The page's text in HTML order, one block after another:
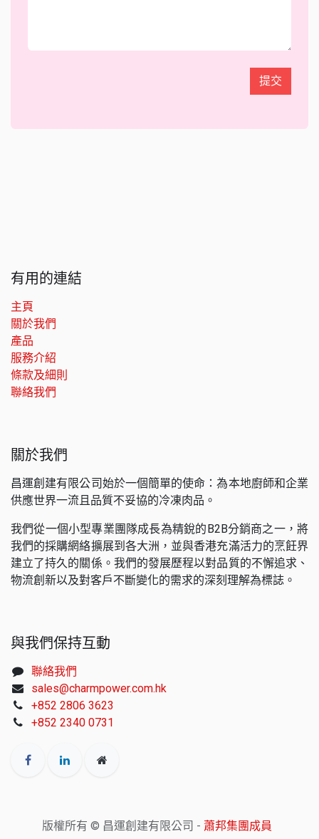
提交
有用的連結
主頁
關於我們
產品
服務介紹
條款及細則
聯絡我們
關於我們
昌運創建有限公司始於一個簡單的使命：為本地廚師和企業
供應世界一流且品質不妥協的冷凍肉品。
我們從一個小型專業團隊成長為精銳的B2B分銷商之一，將
我們的採購網絡擴展到各大洲，並與香港充滿活力的烹飪界
建立了持久的關係。我們的發展歷程以對品質的不懈追求、
物流創新以及對客戶不斷變化的需求的深刻理解為標誌。
與我們保持互動
聯絡我們
sales@charmpower.com.hk
+852 2806 3623
+852 2340 0731
版權所有 © 昌運創建有限公司 - 蕭邦集團成員